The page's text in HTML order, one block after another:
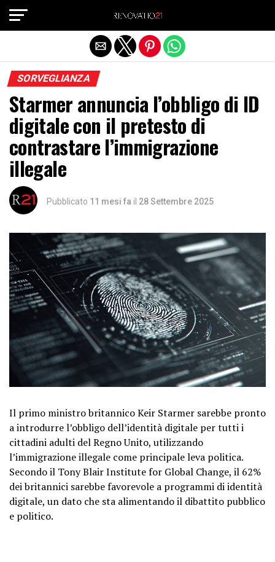
SORVEGLIANZA
Starmer annuncia l’obbligo di ID
digitale con il pretesto di
contrastare l’immigrazione
illegale
Pubblicato 11 mesi fa il 28 Settembre 2025
Il primo ministro britannico Keir Starmer sarebbe pronto
a introdurre l’obbligo dell’identità digitale per tutti i
cittadini adulti del Regno Unito, utilizzando
l’immigrazione illegale come principale leva politica.
Secondo il Tony Blair Institute for Global Change, il 62%
dei britannici sarebbe favorevole a programmi di identità
digitale, un dato che sta alimentando il dibattito pubblico
e politico.
Exit mobile version